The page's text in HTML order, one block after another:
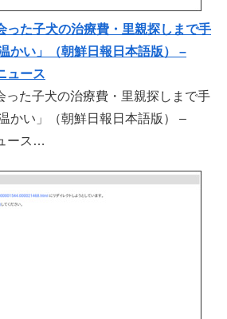
った子犬の治療費・里親探しまで手
かい」（朝鮮日報日本語版） –
ュース
った子犬の治療費・里親探しまで手
かい」（朝鮮日報日本語版） –
ース…